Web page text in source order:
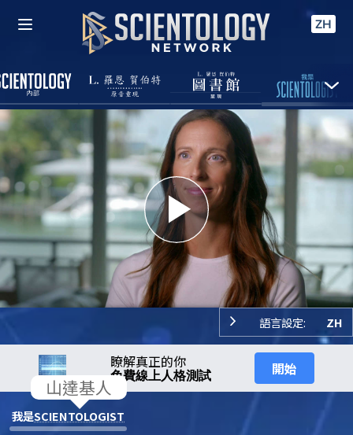
ZH
Play
Video
語言設定: ZH
瞭解真正的你
免費線上人格測試 開始
我是SCIENTOLOGIST